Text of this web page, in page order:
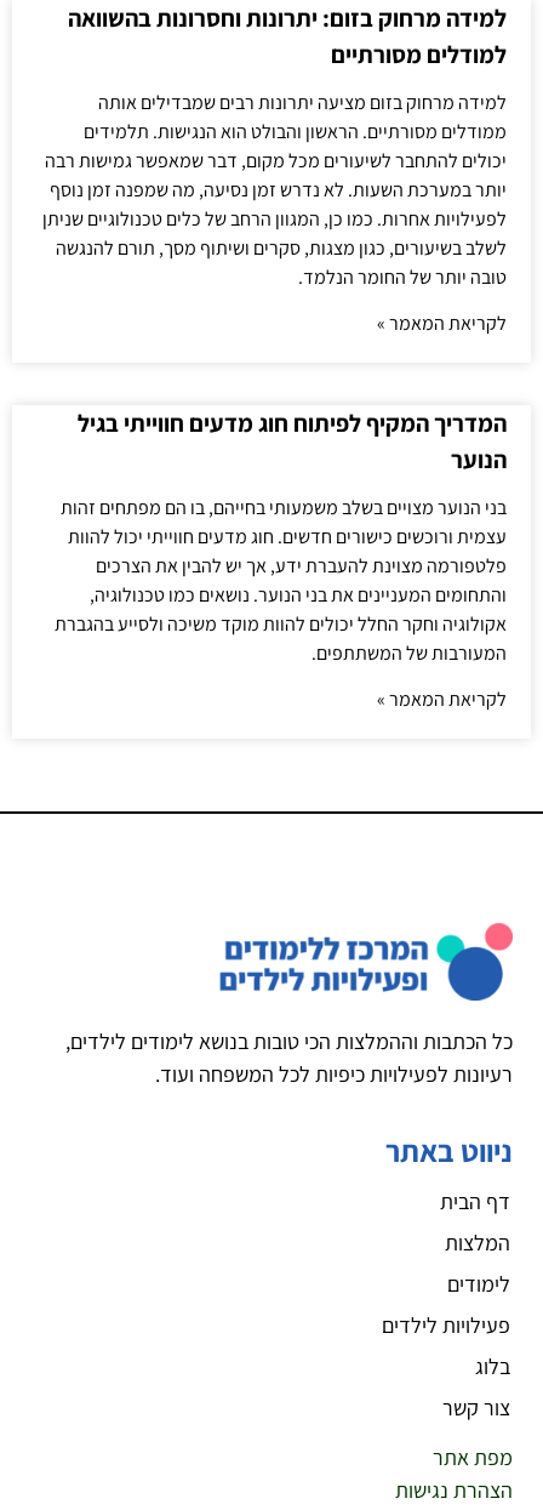
למידה מרחוק בזום: יתרונות וחסרונות בהשוואה
למודלים מסורתיים
למידה מרחוק בזום מציעה יתרונות רבים שמבדילים אותה
ממודלים מסורתיים. הראשון והבולט הוא הנגישות. תלמידים
יכולים להתחבר לשיעורים מכל מקום, דבר שמאפשר גמישות רבה
יותר במערכת השעות. לא נדרש זמן נסיעה, מה שמפנה זמן נוסף
לפעילויות אחרות. כמו כן, המגוון הרחב של כלים טכנולוגיים שניתן
לשלב בשיעורים, כגון מצגות, סקרים ושיתוף מסך, תורם להנגשה
טובה יותר של החומר הנלמד.
לקריאת המאמר »
המדריך המקיף לפיתוח חוג מדעים חווייתי בגיל
הנוער
בני הנוער מצויים בשלב משמעותי בחייהם, בו הם מפתחים זהות
עצמית ורוכשים כישורים חדשים. חוג מדעים חווייתי יכול להוות
פלטפורמה מצוינת להעברת ידע, אך יש להבין את הצרכים
והתחומים המעניינים את בני הנוער. נושאים כמו טכנולוגיה,
אקולוגיה וחקר החלל יכולים להוות מוקד משיכה ולסייע בהגברת
המעורבות של המשתתפים.
לקריאת המאמר »
כל הכתבות וההמלצות הכי טובות בנושא לימודים לילדים,
רעיונות לפעילויות כיפיות לכל המשפחה ועוד.
ניווט באתר
דף הבית
המלצות
לימודים
פעילויות לילדים
בלוג
צור קשר
מפת אתר
הצהרת נגישות